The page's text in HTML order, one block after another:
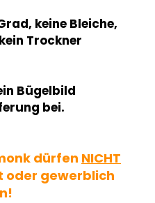
keine Bleiche,
Trockner
Bügelbild
bei.
dürfen NICHT
oder gewerblich